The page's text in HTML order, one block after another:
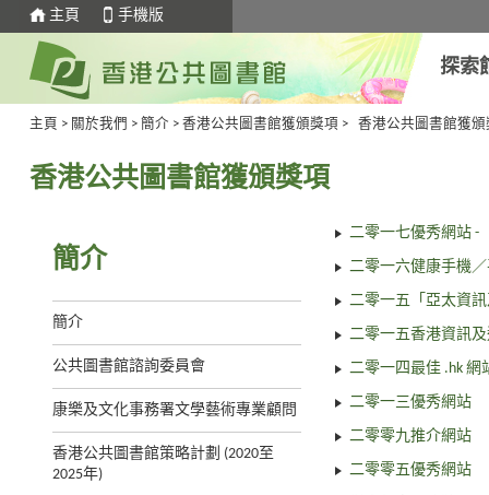
主頁 手機版
探索
主頁 > 關於我們 > 簡介 > 香港公共圖書館獲頒獎項 > 香港公共圖書館獲頒
香港公共圖書館獲頒獎項
簡介
簡介
公共圖書館諮詢委員會
康樂及文化事務署文學藝術專業顧問
香港公共圖書館策略計劃 (2020至
2025年)
二零一七優秀網站 -
二零一六健康手機
二零一五「亞太資
二零一五香港資訊
二零一四最佳 .hk 網
二零一三優秀網站
二零零九推介網站
二零零五優秀網站